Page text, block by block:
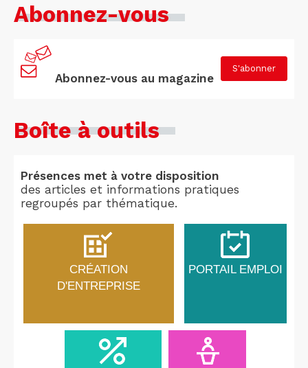
Abonnez-vous
Abonnez-vous au magazine
S'abonner
Boîte à outils
Présences met à votre disposition
des articles et informations pratiques
regroupés par thématique.
CRÉATION
D'ENTREPRISE
PORTAIL EMPLOI